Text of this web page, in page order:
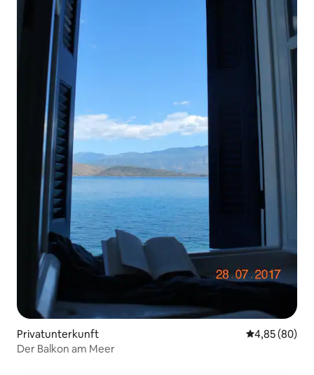
Privatunterkunft
4,85 (80)
Der Balkon am Meer